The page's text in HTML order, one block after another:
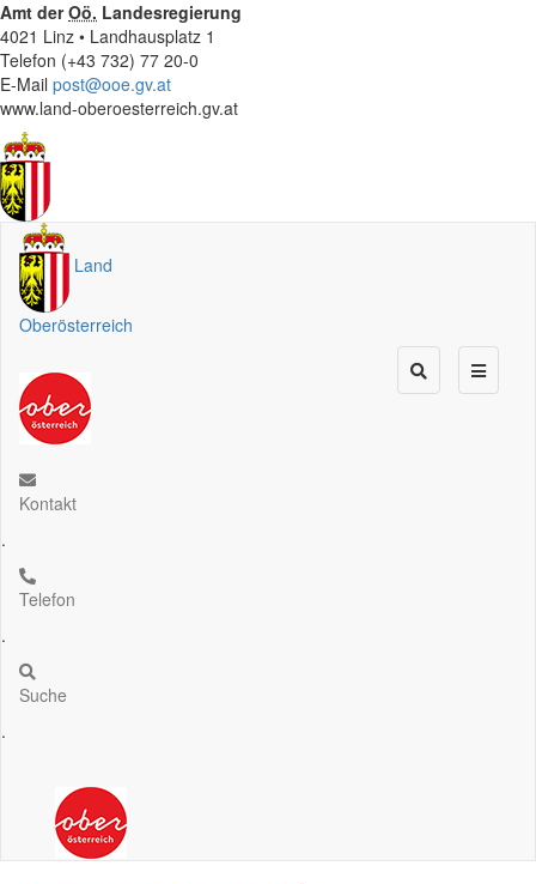
Amt derOö. Landesregierung
4021 Linz • Landhausplatz 1
Telefon (+43 732) 77 20-0
E-Mail post@ooe.gv.at
www.land-oberoesterreich.gv.at
Land
Oberösterreich
Kontakt
.
Telefon
.
Suche
.